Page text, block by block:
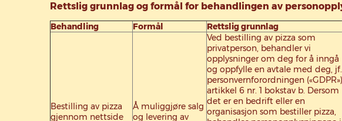
Rettslig grunnlag og formål for behandlingen av
Behandling Formål Rettslig grunnlag
Bestilling av pizza
gjennom nettside
Å muliggjøre salg
og levering av
Ved bestilling av pizza som
privatperson, behandler vi
opplysninger om deg for å inngå
og oppfylle en avtale med deg, jf.
personvernforordningen («GDPR»)
artikkel 6 nr. 1 bokstav b. Dersom
det er en bedrift eller en
organisasjon som bestiller pizza,